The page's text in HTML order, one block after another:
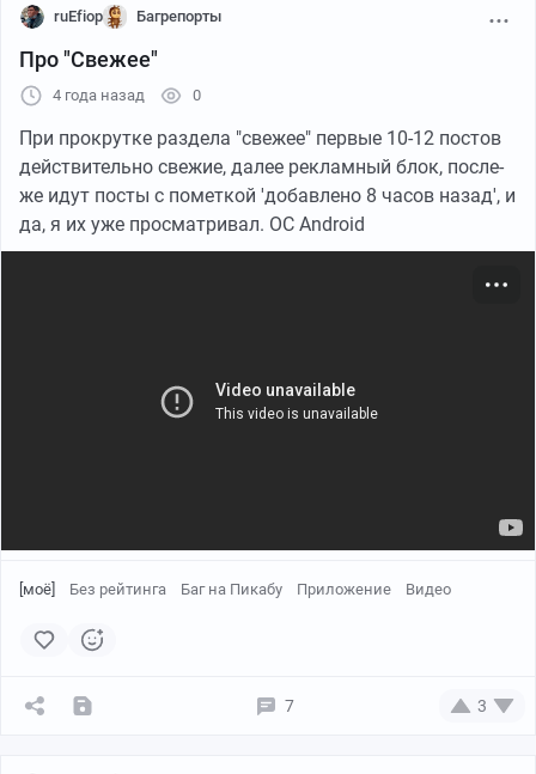
бобинорезательной машины
ruEfiop Багрепорты
Про "Свежее"
4 года назад 0
При прокрутке раздела "свежее" первые 10-12 постов
действительно свежие, далее рекламный блок, после-
же идут посты с пометкой 'добавлено 8 часов назад', и
да, я их уже просматривал. ОC Android
[моё] Без рейтинга Баг на Пикабу Приложение Видео
7 3